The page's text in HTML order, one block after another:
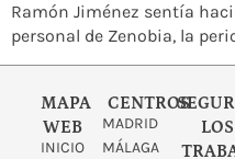
Ramón Jiménez sentía
personal de Zenobia, la
MAPA
WEB
INICIO
CENTROS
MADRID
MÁLAGA